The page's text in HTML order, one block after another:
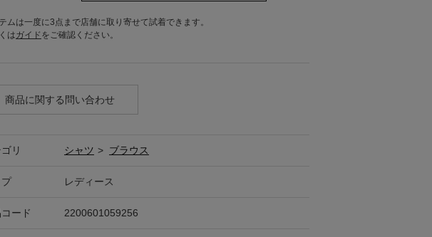
ムは一度に3点まで店舗に取り寄せて試着できます。
はガイド をご確認ください。
商品に関する問い合わせ
リ シャツ > ブラウス
プ レディース
ード 2200601059256